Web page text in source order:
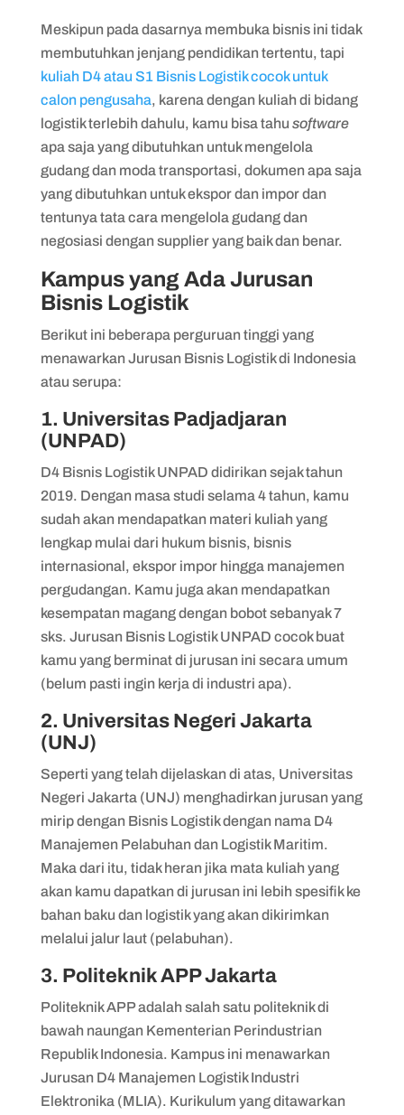
Meskipun pada dasarnya membuka bisnis ini tidak
membutuhkan jenjang pendidikan tertentu, tapi
kuliah D4 atau S1 Bisnis Logistik cocok untuk
calon pengusaha, karena dengan kuliah di bidang
logistik terlebih dahulu, kamu bisa tahu software
apa saja yang dibutuhkan untuk mengelola
gudang dan moda transportasi, dokumen apa saja
yang dibutuhkan untuk ekspor dan impor dan
tentunya tata cara mengelola gudang dan
negosiasi dengan supplier yang baik dan benar.
Kampus yang Ada Jurusan
Bisnis Logistik
Berikut ini beberapa perguruan tinggi yang
menawarkan Jurusan Bisnis Logistik di Indonesia
atau serupa:
1. Universitas Padjadjaran
(UNPAD)
D4 Bisnis Logistik UNPAD didirikan sejak tahun
2019. Dengan masa studi selama 4 tahun, kamu
sudah akan mendapatkan materi kuliah yang
lengkap mulai dari hukum bisnis, bisnis
internasional, ekspor impor hingga manajemen
pergudangan. Kamu juga akan mendapatkan
kesempatan magang dengan bobot sebanyak 7
sks. Jurusan Bisnis Logistik UNPAD cocok buat
kamu yang berminat di jurusan ini secara umum
(belum pasti ingin kerja di industri apa).
2. Universitas Negeri Jakarta
(UNJ)
Seperti yang telah dijelaskan di atas, Universitas
Negeri Jakarta (UNJ) menghadirkan jurusan yang
mirip dengan Bisnis Logistik dengan nama D4
Manajemen Pelabuhan dan Logistik Maritim.
Maka dari itu, tidak heran jika mata kuliah yang
akan kamu dapatkan di jurusan ini lebih spesifik ke
bahan baku dan logistik yang akan dikirimkan
melalui jalur laut (pelabuhan).
3. Politeknik APP Jakarta
Politeknik APP adalah salah satu politeknik di
bawah naungan Kementerian Perindustrian
Republik Indonesia. Kampus ini menawarkan
Jurusan D4 Manajemen Logistik Industri
Elektronika (MLIA). Kurikulum yang ditawarkan